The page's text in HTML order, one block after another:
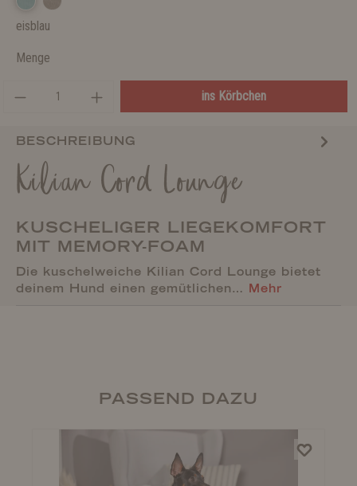
eisblau
Menge
ins Körbchen
BESCHREIBUNG
Kilian Cord Lounge
KUSCHELIGER LIEGEKOMFORT
MIT MEMORY-FOAM
Die kuschelweiche Kilian Cord Lounge bietet
deinem Hund einen gemütlichen… Mehr
PASSEND DAZU